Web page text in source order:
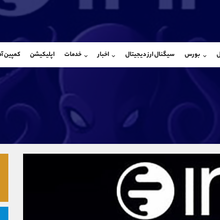
بورس سیگنال ارز دیجیتال اخبار خدمات اپلیکیشن کمپین
شروع